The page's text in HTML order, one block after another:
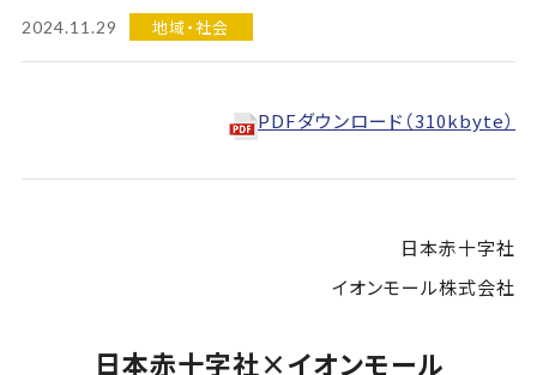
2024.11.29 地域・社会
PDFダウンロード（310kbyte）
日本赤十字社
イオンモール株式会社
日本赤十字社×イオンモール